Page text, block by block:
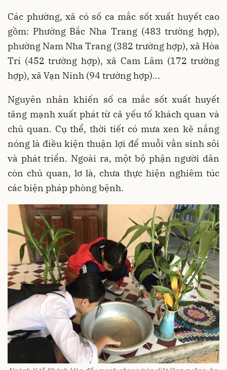
Các phường, xã có số ca mắc sốt xuất huyết cao
gồm: Phường Bắc Nha Trang (483 trường hợp),
phường Nam Nha Trang (382 trường hợp), xã Hòa
Trí (452 trường hợp), xã Cam Lâm (172 trường
hợp), xã Vạn Ninh (94 trường hợp)...
Nguyên nhân khiến số ca mắc sốt xuất huyết
tăng mạnh xuất phát từ cả yếu tố khách quan và
chủ quan. Cụ thể, thời tiết có mưa xen kẽ nắng
nóng là điều kiện thuận lợi để muỗi vằn sinh sôi
và phát triển. Ngoài ra, một bộ phận người dân
còn chủ quan, lơ là, chưa thực hiện nghiêm túc
các biện pháp phòng bệnh.